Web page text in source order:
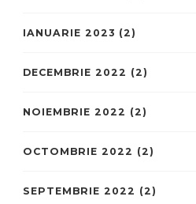
IANUARIE 2023 (2)
DECEMBRIE 2022 (2)
NOIEMBRIE 2022 (2)
OCTOMBRIE 2022 (2)
SEPTEMBRIE 2022 (2)